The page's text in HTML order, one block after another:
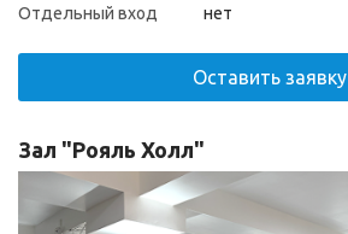
Отдельный вход
нет
Оставить заявку
Зал "Рояль Холл"